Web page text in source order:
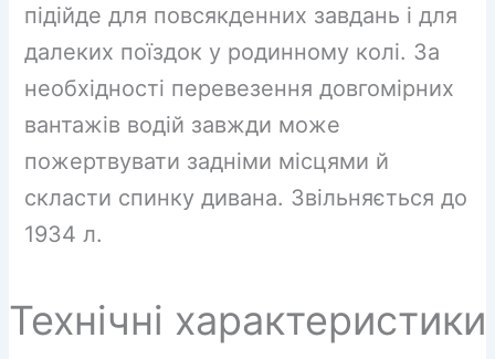
підійде для повсякденних завдань і для
далеких поїздок у родинному колі. За
необхідності перевезення довгомірних
вантажів водій завжди може
пожертвувати задніми місцями й
скласти спинку дивана. Звільняється до
1934 л.
Технічні характеристики